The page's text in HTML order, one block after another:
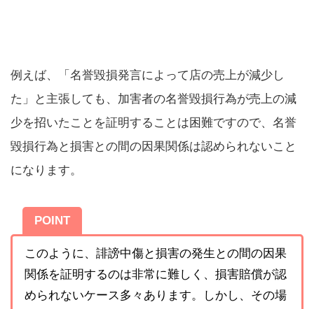
例えば、「名誉毀損発言によって店の売上が減少し
た」と主張しても、加害者の名誉毀損行為が売上の減
少を招いたことを証明することは困難ですので、名誉
毀損行為と損害との間の因果関係は認められないこと
になります。
POINT
このように、誹謗中傷と損害の発生との間の因果
関係を証明するのは非常に難しく、損害賠償が認
められないケース多々あります。しかし、その場